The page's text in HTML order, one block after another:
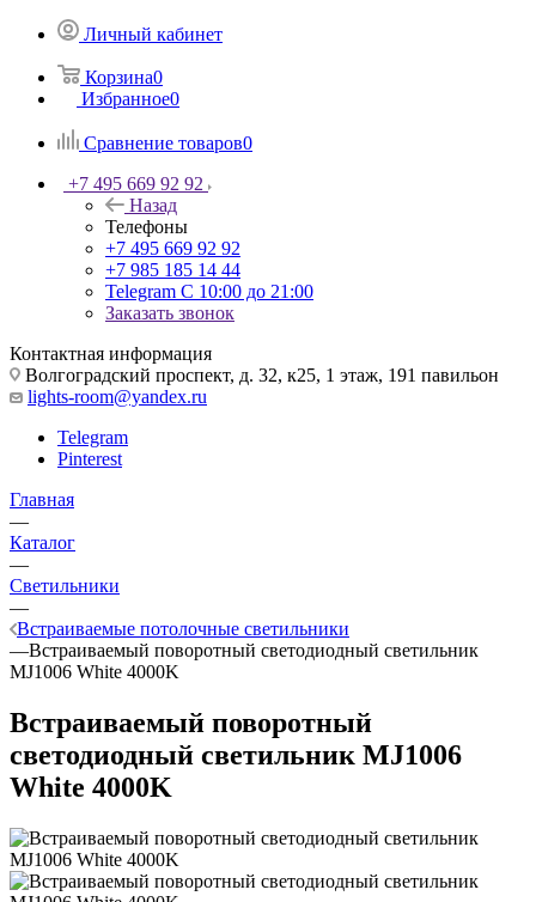
Личный кабинет
Корзина0
Избранное0
Сравнение товаров0
+7 495 669 92 92
Назад
Телефоны
+7 495 669 92 92
+7 985 185 14 44
Telegram С 10:00 до 21:00
Заказать звонок
Контактная информация
Волгоградский проспект, д. 32, к25, 1 этаж, 191 павильон
lights-room@yandex.ru
Telegram
Pinterest
Главная
—
Каталог
—
Светильники
—
Встраиваемые потолочные светильники
—Встраиваемый поворотный светодиодный светильник
MJ1006 White 4000K
Встраиваемый поворотный
светодиодный светильник MJ1006
White 4000K